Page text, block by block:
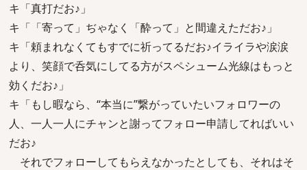
キ「真打だお♪」
キ「「寄って」ぢゃなく「酔って」と間違えただお♪」
キ「頼まれなくてもすでに祈ってるだお♪イライラや涙涙
より、笑顔で呑気にしてる方がスペシューム光線はもっと
効くだお♪」
キ「もし暇なら、“本当に”繋がっていたいフォロワーの
人、一人一人にチャンと謝ってフォロー申請してればいい
だお♪
それでフォローしてもらえなかったとしても、それはそ